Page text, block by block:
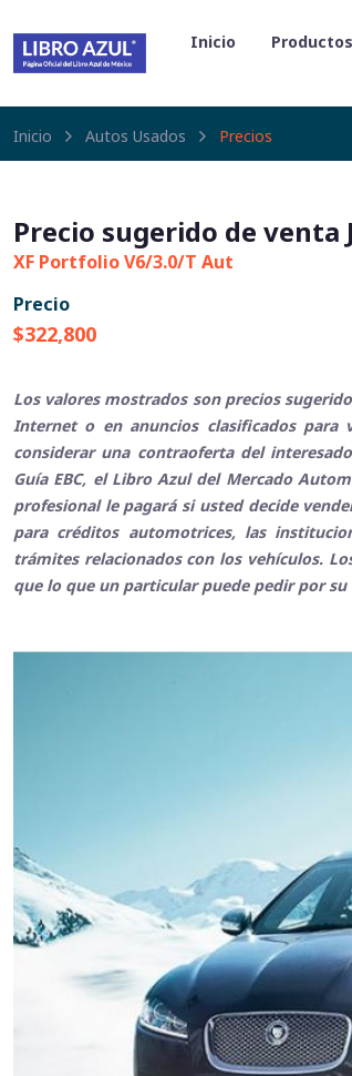
Inicio Productos
Inicio Autos Usados Precios
Precio sugerido de venta
XF Portfolio V6/3.0/T Aut
Precio
$322,800
Los valores mostrados son precios
Internet o en anuncios clasificados
considerar una contraoferta del
Guía EBC, el Libro Azul del Mercado
profesional le pagará si usted decide
para créditos automotrices, las
trámites relacionados con los vehículos.
que lo que un particular puede pedir por